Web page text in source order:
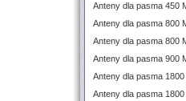
Anteny dla pasma 450
Anteny dla pasma 800
Anteny dla pasma 800
Anteny dla pasma 900
Anteny dla pasma 1800
Anteny dla pasma